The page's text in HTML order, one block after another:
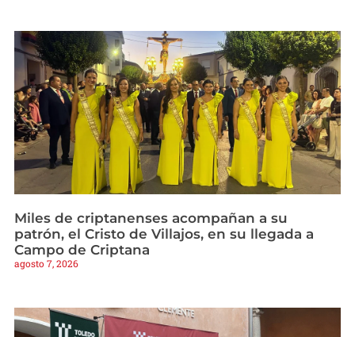
Miles de criptanenses acompañan a su
patrón, el Cristo de Villajos, en su llegada a
Campo de Criptana
agosto 7, 2026